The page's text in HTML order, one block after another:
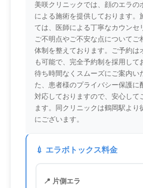
美咲クリニックでは、顔のエラの
による施術を提供しております。
ては、医師による丁寧なカウンセ
ご不明点やご不安な点についてご
体制を整えております。ご予約は
も可能で、完全予約制を採用して
待ち時間なくスムーズにご案内い
た、患者様のプライバシー保護に
対応しておりますので、安心して
ます。同クリニックは鶴岡駅より
にございます。
💉 エラボトックス料金
📍 片側エラ